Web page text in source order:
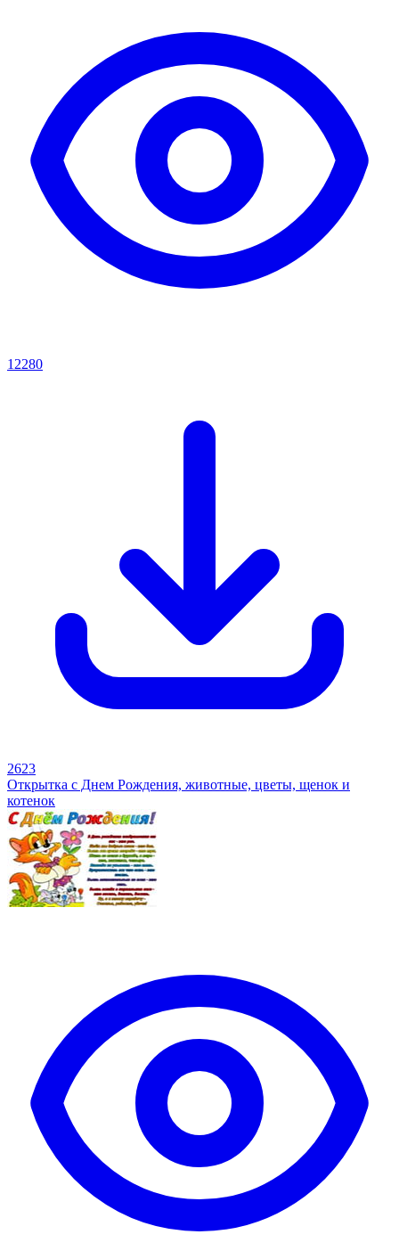
12280
2623
Открытка с Днем Рождения, животные, цветы, щенок и
котенок